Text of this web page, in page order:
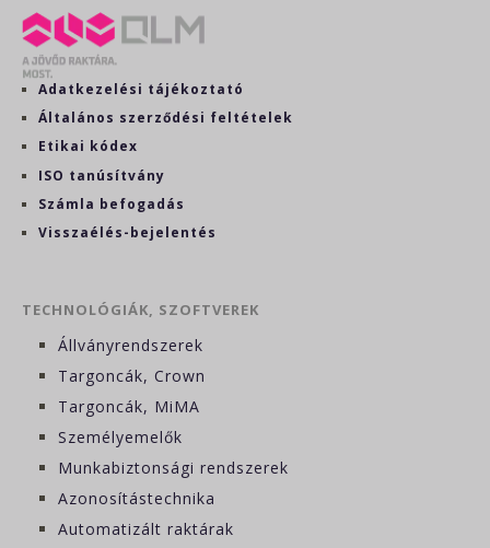
Adatkezelési tájékoztató
Általános szerződési feltételek
Etikai kódex
ISO tanúsítvány
Számla befogadás
Visszaélés-bejelentés
TECHNOLÓGIÁK, SZOFTVEREK
Állványrendszerek
Targoncák, Crown
Targoncák, MiMA
Személyemelők
Munkabiztonsági rendszerek
Azonosítástechnika
Automatizált raktárak